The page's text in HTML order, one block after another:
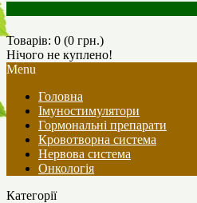
Товарів: 0 (0 грн.)
Нічого не куплено!
Menu
Головна
Імуностимулятори
Гормональні препарати
Кровотворна система
Нервова система
Онкологія
Категорії